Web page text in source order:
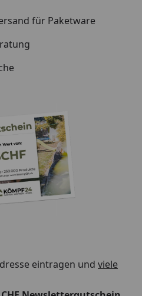
für Paketware
eintragen und viele